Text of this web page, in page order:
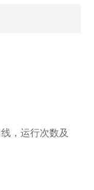
，运行次数及